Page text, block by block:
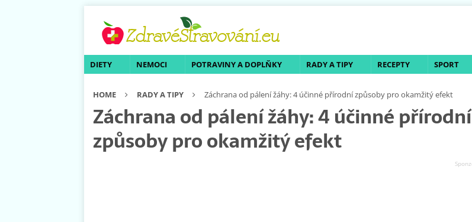
DIETY NEMOCI POTRAVINY A DOPLŇKY RADY A TIPY RECEPTY SPORT
HOME RADY A TIPY Záchrana od pálení žáhy: 4 účinné přírodní způsoby pro okamžitý efekt
Záchrana od pálení žáhy: 4 účinné přírodní
způsoby pro okamžitý efekt